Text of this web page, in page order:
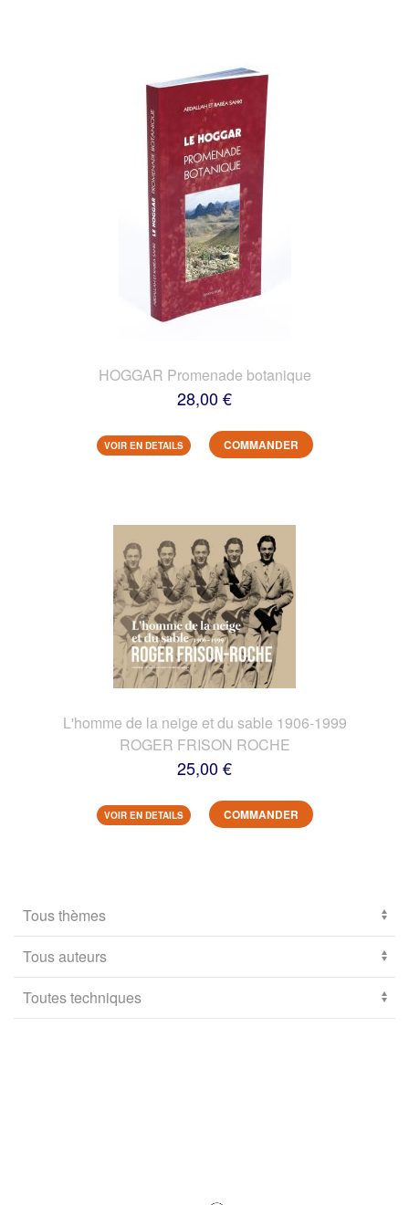
HOGGAR Promenade botanique
28,00 €
VOIR EN DETAILS COMMANDER
L'homme de la neige et du sable 1906-1999
ROGER FRISON ROCHE
25,00 €
VOIR EN DETAILS COMMANDER